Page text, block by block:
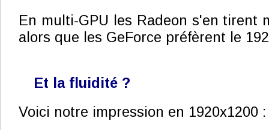
En multi-GPU les Radeon s'en tirent
alors que les GeForce préfèrent le
Et la fluidité ?
Voici notre impression en 1920x1200 :